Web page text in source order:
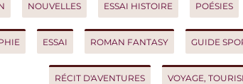
NOUVELLES ESSAI HISTOIRE POÉSIES
ESSAI ROMAN FANTASY GUIDE SPORT
RÉCIT D'AVENTURES VOYAGE, TOURISME